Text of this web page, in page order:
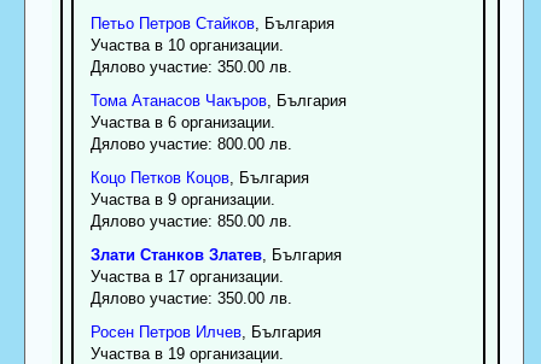
Петьо Петров Стайков, България
Участва в 10 организации.
Дялово участие: 350.00 лв.
Тома Атанасов Чакъров, България
Участва в 6 организации.
Дялово участие: 800.00 лв.
Коцо Петков Коцов, България
Участва в 9 организации.
Дялово участие: 850.00 лв.
Злати Станков Златев, България
Участва в 17 организации.
Дялово участие: 350.00 лв.
Росен Петров Илчев, България
Участва в 19 организации.